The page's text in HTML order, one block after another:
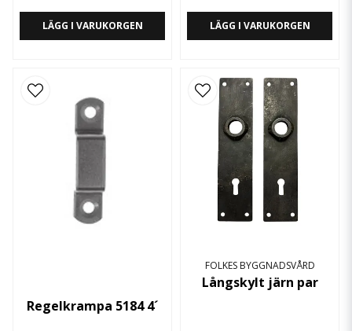
LÄGG I VARUKORGEN LÄGG I VARUKORGEN
Regelkrampa 5184 4´
FOLKES BYGGNADSVÅRD
Långskylt järn par